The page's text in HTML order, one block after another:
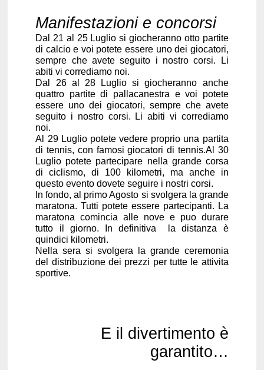
Manifestazioni e concorsi
Dal 21 al 25 Luglio si giocheranno otto partite
di calcio e voi potete essere uno dei giocatori,
sempre che avete seguito i nostro corsi. Li
abiti vi corrediamo noi.
Dal 26 al 28 Luglio si giocheranno anche
quattro partite di pallacanestra e voi potete
essere uno dei giocatori, sempre che avete
seguito i nostro corsi. Li abiti vi corrediamo
noi.
Al 29 Luglio potete vedere proprio una partita
di tennis, con famosi giocatori di tennis.Al 30
Luglio potete partecipare nella grande corsa
di ciclismo, di 100 kilometri, ma anche in
questo evento dovete seguire i nostri corsi.
In fondo, al primo Agosto si svolgera la grande
maratona. Tutti potete essere partecipanti. La
maratona comincia alle nove e puo durare
tutto il giorno. In definitiva la distanza è
quindici kilometri.
Nella sera si svolgera la grande ceremonia
del distribuzione dei prezzi per tutte le attivita
sportive.
E il divertimento è
garantito…